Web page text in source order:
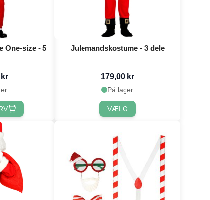
One-size - 5
kr
Julemandskostume - 3 dele
179,00 kr
På lager
VÆLG